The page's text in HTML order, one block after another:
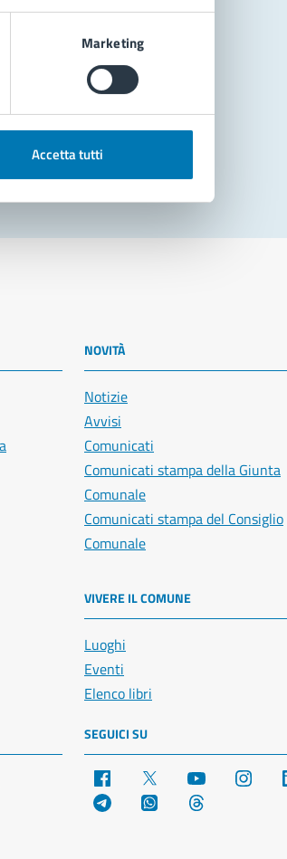
Marketing
Accetta tutti
NOVITÀ
Notizie
Avvisi
Comunicati
Comunicati stampa della Giunta
Comunale
Comunicati stampa del Consiglio
Comunale
VIVERE IL COMUNE
Luoghi
Eventi
Elenco libri
SEGUICI SU
Facebook YouTube
Telegram WhatsApp